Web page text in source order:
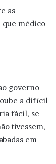
as
que médico
governo
a difícil
fácil, se
tivessem,
em